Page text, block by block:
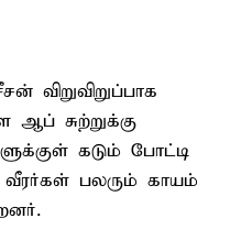
விறுவிறுப்பாக
ஆப் சுற்றுக்கு
கடும் போட்டி
வீரர்கள் பலரும் காயம்